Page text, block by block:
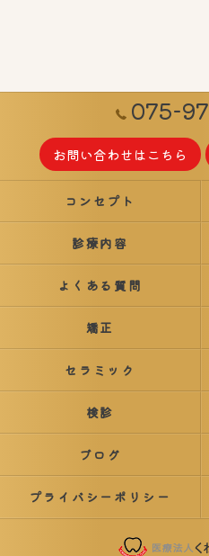
075-
お問い合わせはこちら
コンセプト
診療内容
よくある質問
矯正
セラミック
検診
ブログ
プライバシーポリシー